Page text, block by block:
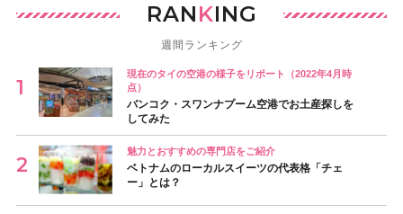
RANKING
週間ランキング
現在のタイの空港の様子をリポート（2022年4月時
点）
バンコク・スワンナプーム空港でお土産探しを
してみた
魅力とおすすめの専門店をご紹介
ベトナムのローカルスイーツの代表格「チェ
ー」とは？